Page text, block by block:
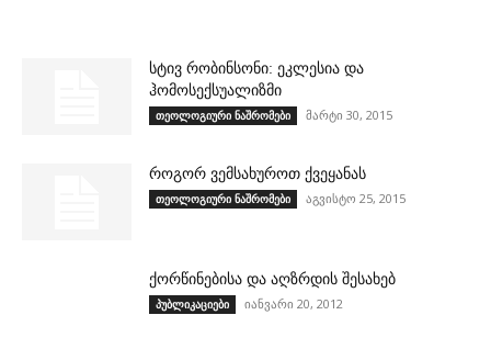
სტივ რობინსონი: ეკლესია და
ჰომოსექსუალიზმი
თეოლოგიური ნაშრომები მარტი 30, 2015
როგორ ვემსახუროთ ქვეყანას
თეოლოგიური ნაშრომები აგვისტო 25, 2015
ქორწინებისა და აღზრდის შესახებ
პუბლიკაციები იანვარი 20, 2012